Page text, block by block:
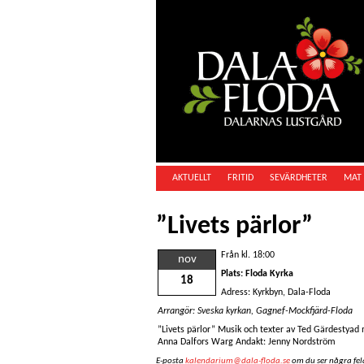
AKTUELLT FRITID SEVÄRDHETER MAT
”Livets pärlor”
nov
18
Från kl. 18:00
Plats: Floda Kyrka
Adress: Kyrkbyn, Dala-Floda
Arrangör: Sveska kyrkan, Gagnef-Mockfjärd-Floda
”Livets pärlor” Musik och texter av Ted
Anna Dalfors Warg Andakt: Jenny Nordström
E-postakalendarium@dala-floda.seom du ser några